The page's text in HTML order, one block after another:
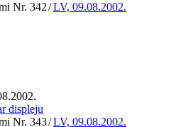
Nr. 342/LV, 09.08.2002.
displeju
Nr. 343/LV, 09.08.2002.